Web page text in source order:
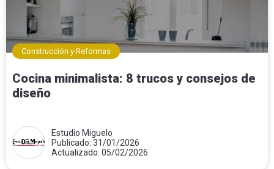
Construcción y Reformas
Cocina minimalista: 8 trucos y consejos de
diseño
Estudio Miguelo
Publicado: 31/01/2026
Actualizado: 05/02/2026